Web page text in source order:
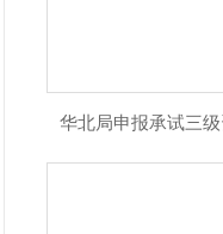
华北局申报承试三